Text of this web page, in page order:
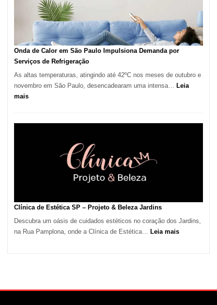
de
Aluguel
Onda de Calor em São Paulo Impulsiona Demanda por
Serviços de Refrigeração
As altas temperaturas, atingindo até 42ºC nos meses de outubro e
novembro em São Paulo, desencadearam uma intensa… Leia
mais:
Serviços
Refrigeração
Clínica de Estética SP – Projeto & Beleza Jardins
Descubra um oásis de cuidados estéticos no coração dos Jardins,
na Rua Pamplona, onde a Clínica de Estética… Leia mais: